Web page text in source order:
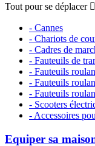
Tout pour se déplacer 
- Cannes
- Chariots de
- Cadres de
- Fauteuils de
- Fauteuils
- Fauteuils
- Fauteuils
- Scooters
- Accessoires
Equiper sa